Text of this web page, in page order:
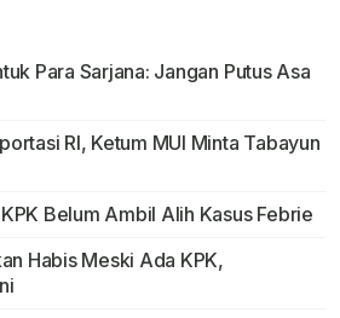
Para Sarjana: Jangan Putus Asa
RI, Ketum MUI Minta Tabayun
Belum Ambil Alih Kasus Febrie
Habis Meski Ada KPK,